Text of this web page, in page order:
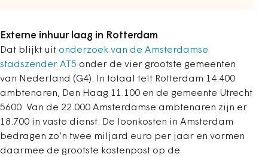
Externe inhuur laag in Rotterdam
Dat blijkt uit onderzoek van de Amsterdamse
stadszender AT5 onder de vier grootste gemeenten
van Nederland (G4). In totaal telt Rotterdam 14.400
ambtenaren, Den Haag 11.100 en de gemeente Utrecht
5600. Van de 22.000 Amsterdamse ambtenaren zijn er
18.700 in vaste dienst. De loonkosten in Amsterdam
bedragen zo’n twee miljard euro per jaar en vormen
daarmee de grootste kostenpost op de